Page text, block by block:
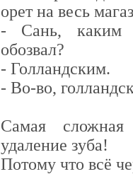
орет на весь
- Сань, каким
обозвал?
- Голландским.
- Во-во,
Самая
удаление зуба!
Потому что всё